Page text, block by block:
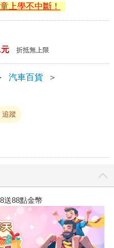
上學不中斷！
折抵無上限
汽車百貨
＞
追蹤
送88點金幣